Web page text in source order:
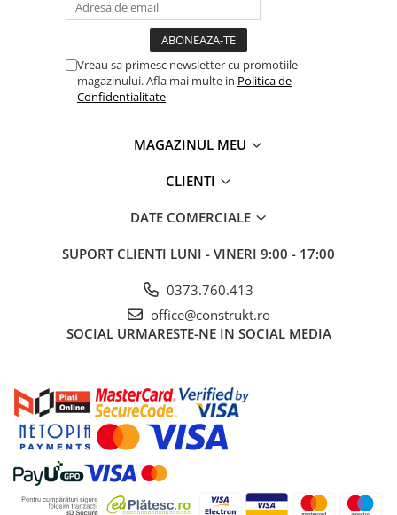
Vreau sa primesc newsletter cu promotiile
magazinului. Afla mai multe in Politica de
Confidentialitate
MAGAZINUL MEU
CLIENTI
DATE COMERCIALE
SUPORT CLIENTI LUNI - VINERI 9:00 - 17:00
0373.760.413
office@construkt.ro
SOCIAL URMARESTE-NE IN SOCIAL MEDIA